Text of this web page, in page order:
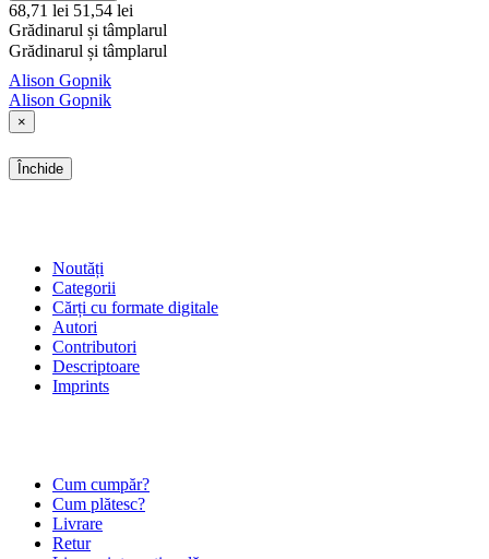
68,71 lei 51,54 lei
Grădinarul și tâmplarul
Grădinarul și tâmplarul
Alison Gopnik
Alison Gopnik
×
Închide
Noutăți
Categorii
Cărți cu formate digitale
Autori
Contributori
Descriptoare
Imprints
Cum cumpăr?
Cum plătesc?
Livrare
Retur